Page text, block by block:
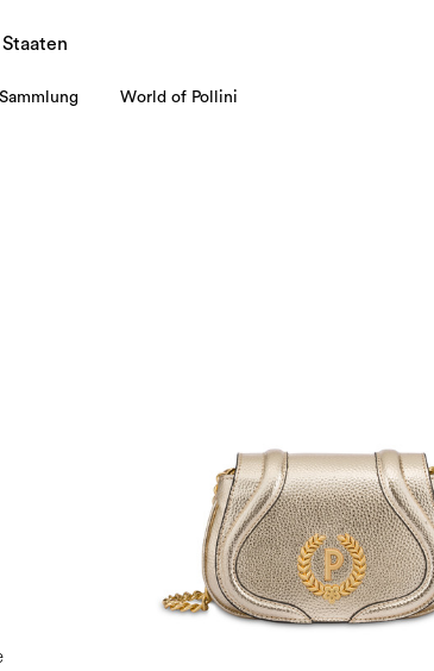
2026 KOLLEKTION. Vom 8. bis 16. August ist unser
World of Pollini